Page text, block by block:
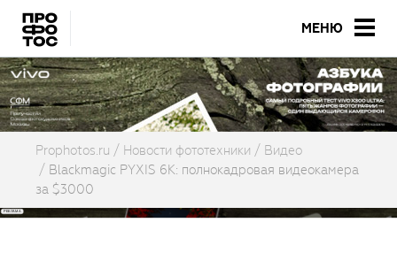
МЕНЮ
Prophotos.ru Новости фототехники
Видео
Blackmagic PYXIS 6K: полнокадровая видеокамера
за $3000